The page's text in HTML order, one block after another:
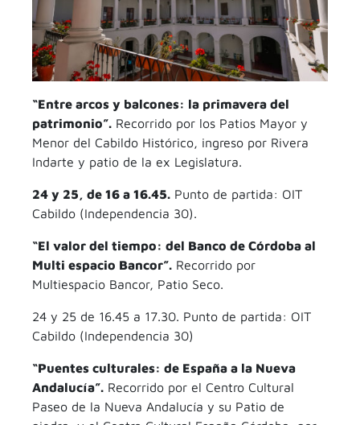
“Entre arcos y balcones: la primavera del
patrimonio”. Recorrido por los Patios Mayor y
Menor del Cabildo Histórico, ingreso por Rivera
Indarte y patio de la ex Legislatura.
24 y 25, de 16 a 16.45. Punto de partida: OIT
Cabildo (Independencia 30).
“El valor del tiempo: del Banco de Córdoba al
Multi espacio Bancor”. Recorrido por
Multiespacio Bancor, Patio Seco.
24 y 25 de 16.45 a 17.30. Punto de partida: OIT
Cabildo (Independencia 30)
“Puentes culturales: de España a la Nueva
Andalucía”. Recorrido por el Centro Cultural
Paseo de la Nueva Andalucía y su Patio de